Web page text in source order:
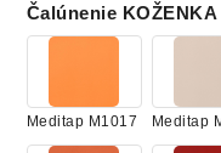
Čalúnenie
Meditap M1017 Meditap